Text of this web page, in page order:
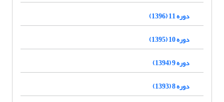
دوره 11 (1396)
دوره 10 (1395)
دوره 9 (1394)
دوره 8 (1393)